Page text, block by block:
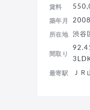
賃料
築年月
所在地 渋谷
間取り
最寄駅 ＪＲ